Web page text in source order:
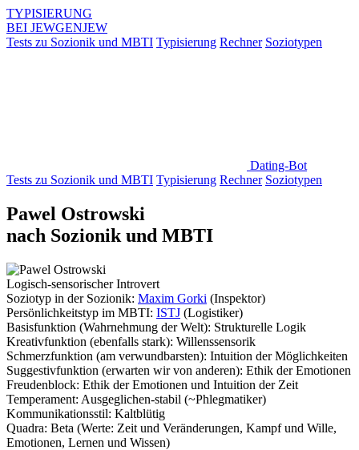
TYPISIERUNG
BEI JEWGENJEW
Tests zu Sozionik und MBTI Typisierung Rechner Soziotypen
Dating-Bot
Tests zu Sozionik und MBTI Typisierung Rechner Soziotypen
Pawel Ostrowski
nach Sozionik und MBTI
Logisch-sensorischer Introvert
Soziotyp in der Sozionik: Maxim Gorki (Inspektor)
Persönlichkeitstyp im MBTI: ISTJ (Logistiker)
Basisfunktion (Wahrnehmung der Welt): Strukturelle Logik
Kreativfunktion (ebenfalls stark): Willenssensorik
Schmerzfunktion (am verwundbarsten): Intuition der Möglichkeiten
Suggestivfunktion (erwarten wir von anderen): Ethik der Emotionen
Freudenblock: Ethik der Emotionen und Intuition der Zeit
Temperament: Ausgeglichen-stabil (~Phlegmatiker)
Kommunikationsstil: Kaltblütig
Quadra: Beta (Werte: Zeit und Veränderungen, Kampf und Wille,
Emotionen, Lernen und Wissen)